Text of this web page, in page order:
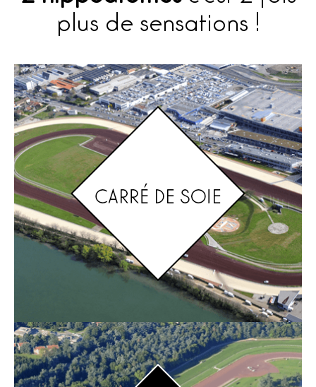
plus de sensations !